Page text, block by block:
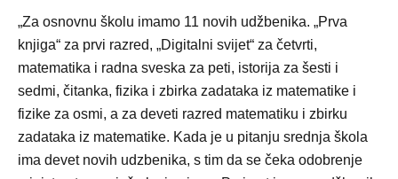
„Za osnovnu školu imamo 11 novih udžbenika. „Prva
knjiga“ za prvi razred, „Digitalni svijet“ za četvrti,
matematika i radna sveska za peti, istorija za šesti i
sedmi, čitanka, fizika i zbirka zadataka iz matematike i
fizike za osmi, a za deveti razred matematiku i zbirku
zadataka iz matematike. Kada je u pitanju srednja škola
ima devet novih udzbenika, s tim da se čeka odobrenje